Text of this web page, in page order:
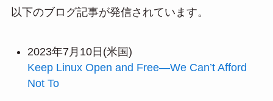
以下のブログ記事が発信されています。
2023年7月10日(米国)
Keep Linux Open and Free—We Can’t Afford
Not To